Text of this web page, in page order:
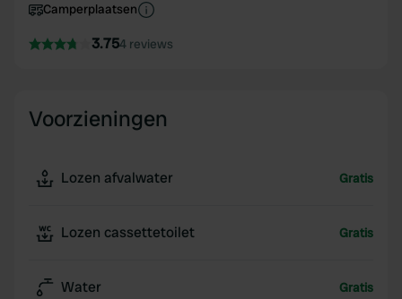
Camperplaatsen
3.754 reviews
Voorzieningen
Lozen afvalwater Gratis
Lozen cassettetoilet Gratis
Water Gratis